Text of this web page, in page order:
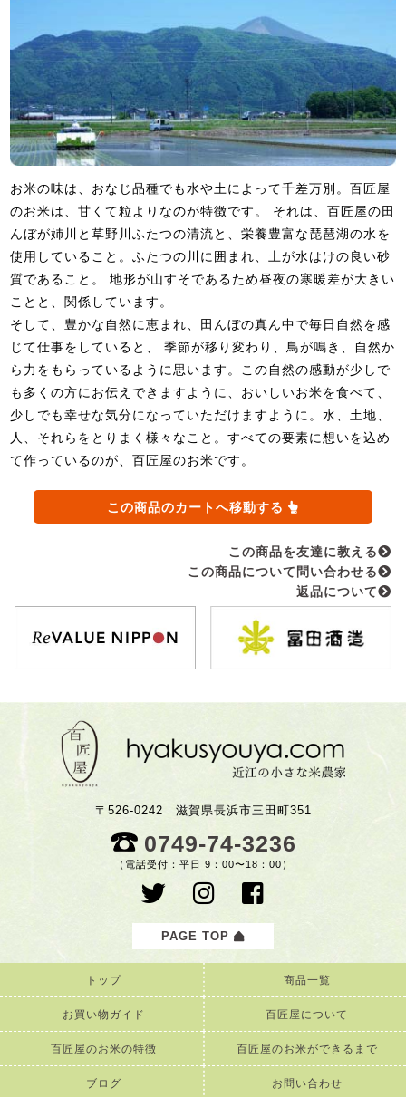
お米の味は、おなじ品種でも水や土によって千差万別。百匠屋
のお米は、甘くて粒よりなのが特徴です。 それは、百匠屋の田
んぼが姉川と草野川ふたつの清流と、栄養豊富な琵琶湖の水を
使用していること。ふたつの川に囲まれ、土が水はけの良い砂
質であること。 地形が山すそであるため昼夜の寒暖差が大きい
ことと、関係しています。
そして、豊かな自然に恵まれ、田んぼの真ん中で毎日自然を感
じて仕事をしていると、 季節が移り変わり、鳥が鳴き、自然か
ら力をもらっているように思います。この自然の感動が少しで
も多くの方にお伝えできますように、おいしいお米を食べて、
少しでも幸せな気分になっていただけますように。水、土地、
人、それらをとりまく様々なこと。すべての要素に想いを込め
て作っているのが、百匠屋のお米です。
この商品のカートへ移動する
この商品を友達に教える
この商品について問い合わせる
返品について
〒526-0242 滋賀県長浜市三田町351
0749-74-3236
（電話受付：平日 9：00〜18：00）
PAGE TOP
トップ 商品一覧
お買い物ガイド 百匠屋について
百匠屋のお米の特徴 百匠屋のお米ができるまで
ブログ お問い合わせ